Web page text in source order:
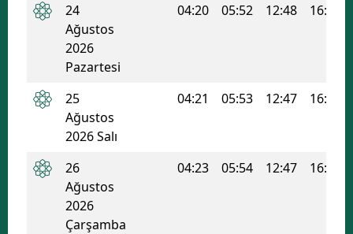
24
Ağustos
2026
Pazartesi
04:20 05:52 12:48 16:32
25
Ağustos
2026 Salı
04:21 05:53 12:47 16:31
26
Ağustos
2026
Çarşamba
04:23 05:54 12:47 16:31